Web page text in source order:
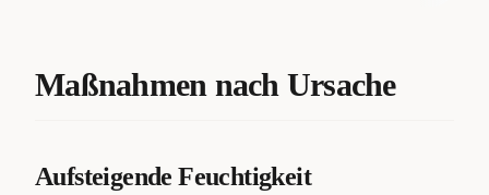
Maßnahmen nach Ursache
Aufsteigende Feuchtigkeit